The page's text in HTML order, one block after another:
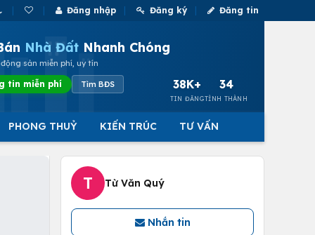
Đăng nhập Đăng ký Đăng tin
Nhà Đất Nhanh Chóng
sản miễn phí, uy tín
tin miễn phí Tìm BĐS 38K+
TIN ĐĂNG
34
TỈNH THÀNH
PHONG THUỶ KIẾN TRÚC TƯ VẤN
T Từ Văn Quý
Nhắn tin